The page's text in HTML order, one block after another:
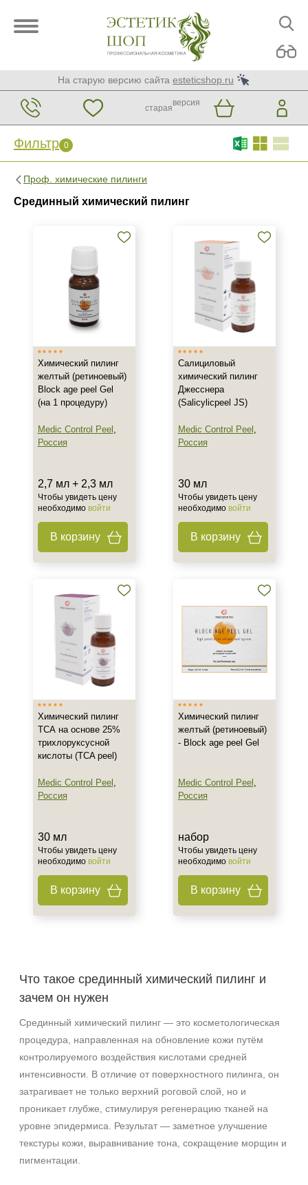
На старую версию сайта esteticshop.ru
старая
версия
Фильтр 0
Проф. химические пилинги
Срединный химический пилинг
Фильтр 0
Тип пилинга
Джесснера
Салициловый
Профессиональная
Тип кожи
Увядающая
Назначение против
Морщины
Показать еще
Результат
Лифтинг
Обновление клеток
Показать еще
Область применения
Лицо
Процедура
Пилинг
Химический пилинг
желтый (ретиноевый)
Block age peel Gel
(на 1 процедуру)
Medic Control Peel ,
Россия
2,7 мл + 2,3 мл
Чтобы увидеть цену
необходимо войти
В корзину
Салициловый
химический пилинг
Джесснера
(Salicylicpeel JS)
Medic Control Peel ,
Россия
30 мл
Чтобы увидеть цену
необходимо войти
В корзину
Химический пилинг
ТСА на основе 25%
трихлоруксусной
кислоты (TCA peel)
Medic Control Peel ,
Россия
30 мл
Чтобы увидеть цену
необходимо войти
В корзину
Химический пилинг
желтый (ретиноевый)
- Block age peel Gel
Medic Control Peel ,
Россия
набор
Чтобы увидеть цену
необходимо войти
В корзину
Что такое срединный химический пилинг и
зачем он нужен
Срединный химический пилинг — это косметологическая
процедура, направленная на обновление кожи путём
контролируемого воздействия кислотами средней
интенсивности. В отличие от поверхностного пилинга, он
затрагивает не только верхний роговой слой, но и
проникает глубже, стимулируя регенерацию тканей на
уровне эпидермиса. Результат — заметное улучшение
текстуры кожи, выравнивание тона, сокращение морщин и
пигментации.